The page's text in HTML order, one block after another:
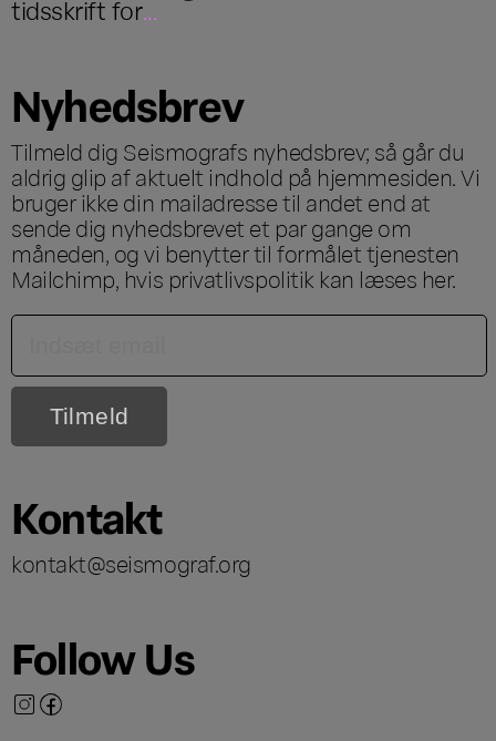
tidsskrift for...
Nyhedsbrev
Tilmeld dig Seismografs nyhedsbrev; så går du
aldrig glip af aktuelt indhold på hjemmesiden. Vi
bruger ikke din mailadresse til andet end at
sende dig nyhedsbrevet et par gange om
måneden, og vi benytter til formålet tjenesten
Mailchimp, hvis privatlivspolitik kan læses her.
Kontakt
kontakt@seismograf.org
Follow Us